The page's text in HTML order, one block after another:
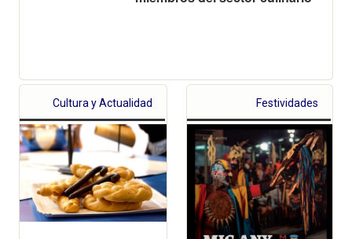
Cultura y Actualidad Festividades